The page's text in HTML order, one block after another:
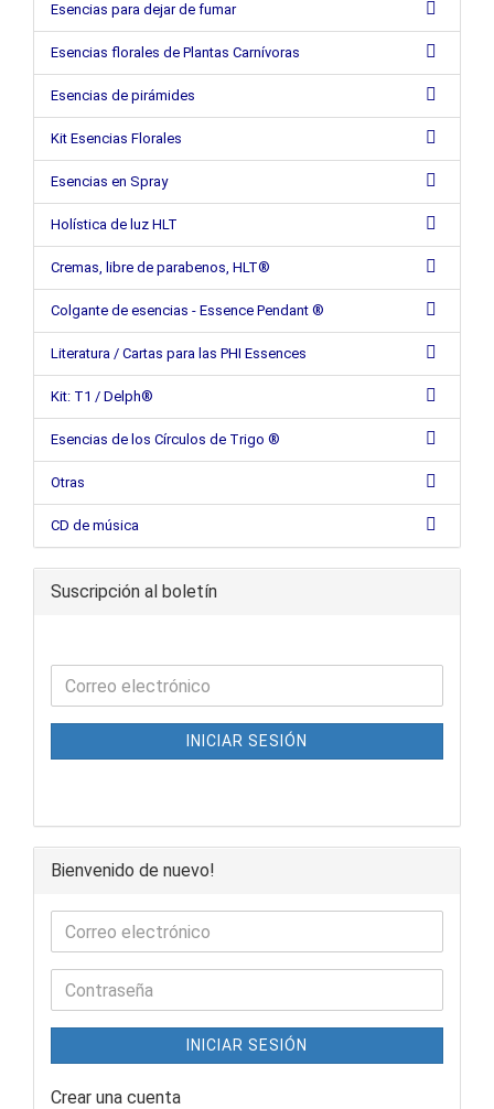
Esencias para dejar de fumar
Esencias florales de Plantas Carnívoras
Esencias de pirámides
Kit Esencias Florales
Esencias en Spray
Holística de luz HLT
Cremas, libre de parabenos, HLT®
Colgante de esencias - Essence Pendant ®
Literatura / Cartas para las PHI Essences
Kit: T1 / Delph®
Esencias de los Círculos de Trigo ®
Otras
CD de música
Suscripción al boletín
INICIAR SESIÓN
Bienvenido de nuevo!
INICIAR SESIÓN
Crear una cuenta